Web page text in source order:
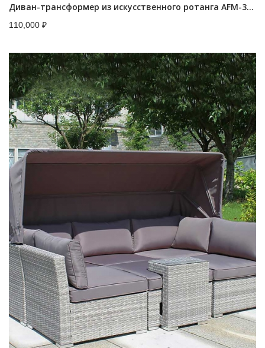
Диван-трансформер из искусственного ротанга AFM-320B Brown
110,000 ₽